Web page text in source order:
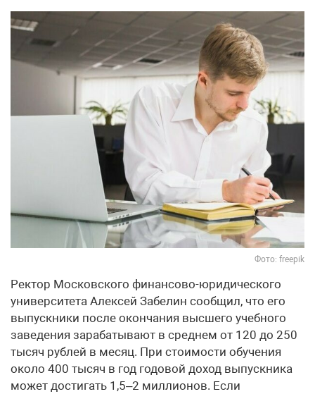
Фото: freepik
Ректор Московского финансово-юридического
университета Алексей Забелин сообщил, что его
выпускники после окончания высшего учебного
заведения зарабатывают в среднем от 120 до 250
тысяч рублей в месяц. При стоимости обучения
около 400 тысяч в год годовой доход выпускника
может достигать 1,5–2 миллионов. Если